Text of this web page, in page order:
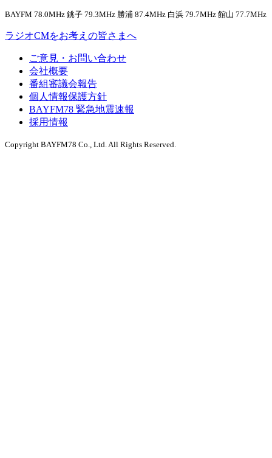
BAYFM 78.0MHz 銚子 79.3MHz 勝浦 87.4MHz 白浜 79.7MHz 館山 77.7MHz
ラジオCMをお考えの皆さまへ
ご意見・お問い合わせ
会社概要
番組審議会報告
個人情報保護方針
BAYFM78 緊急地震速報
採用情報
Copyright BAYFM78 Co., Ltd. All Rights Reserved.